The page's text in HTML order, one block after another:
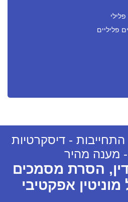
- דיסקרטיות
מהיר
הסרת מסמכים
אפקטיבי